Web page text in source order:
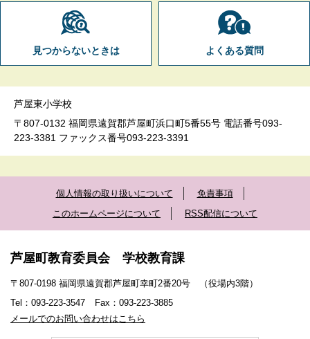
見つからないときは よくある質問
芦屋東小学校
〒807-0132 福岡県遠賀郡芦屋町浜口町5番55号 電話番号093-
223-3381 ファックス番号093-223-3391
個人情報の取り扱いについて
免責事項
このホームページについて
RSS配信について
芦屋町教育委員会 学校教育課
〒807-0198 福岡県遠賀郡芦屋町幸町2番20号 （役場内3階）
Tel：093-223-3547
Fax：093-223-3885
メールでのお問い合わせはこちら